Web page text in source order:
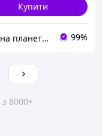
Купити
"Срібна планета" - магазин срібних прикрас 99%
8000+